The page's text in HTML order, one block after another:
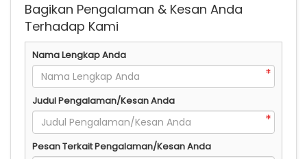
Bagikan Pengalaman & Kesan Anda
Terhadap Kami
Nama Lengkap Anda
Judul Pengalaman/Kesan Anda
Pesan Terkait Pengalaman/Kesan Anda